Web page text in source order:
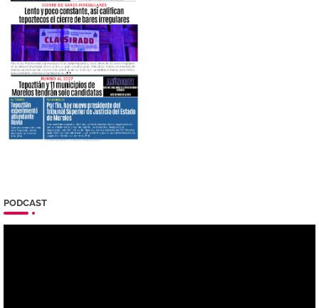
PODCAST